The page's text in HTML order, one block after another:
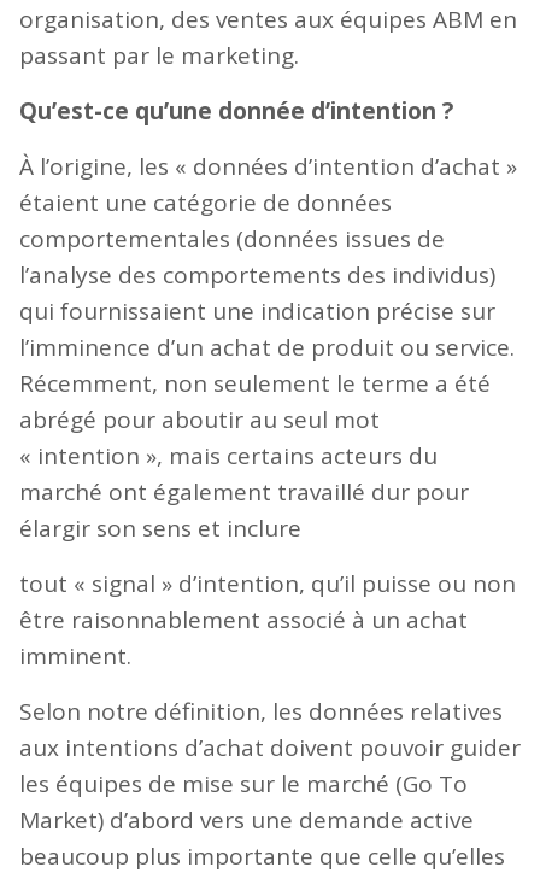
organisation, des ventes aux équipes ABM en
passant par le marketing.
Qu’est-ce qu’une donnée d’intention ?
À l’origine, les « données d’intention d’achat »
étaient une catégorie de données
comportementales (données issues de
l’analyse des comportements des individus)
qui fournissaient une indication précise sur
l’imminence d’un achat de produit ou service.
Récemment, non seulement le terme a été
abrégé pour aboutir au seul mot
« intention », mais certains acteurs du
marché ont également travaillé dur pour
élargir son sens et inclure
tout « signal » d’intention, qu’il puisse ou non
être raisonnablement associé à un achat
imminent.
Selon notre définition, les données relatives
aux intentions d’achat doivent pouvoir guider
les équipes de mise sur le marché (Go To
Market) d’abord vers une demande active
beaucoup plus importante que celle qu’elles